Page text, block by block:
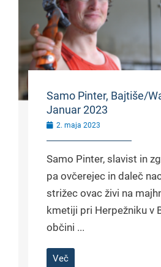
Samo Pinter, Bajtiše/
Januar 2023
2. maja 2023
Samo Pinter, slavist in
pa ovčerejec in daleč
strižec ovac živi na
kmetiji pri Herpežniku v
občini ...
Več